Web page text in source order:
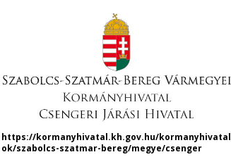
https://kormanyhivatal.kh.gov.hu/kormanyhivatal
ok/szabolcs-szatmar-bereg/megye/csenger